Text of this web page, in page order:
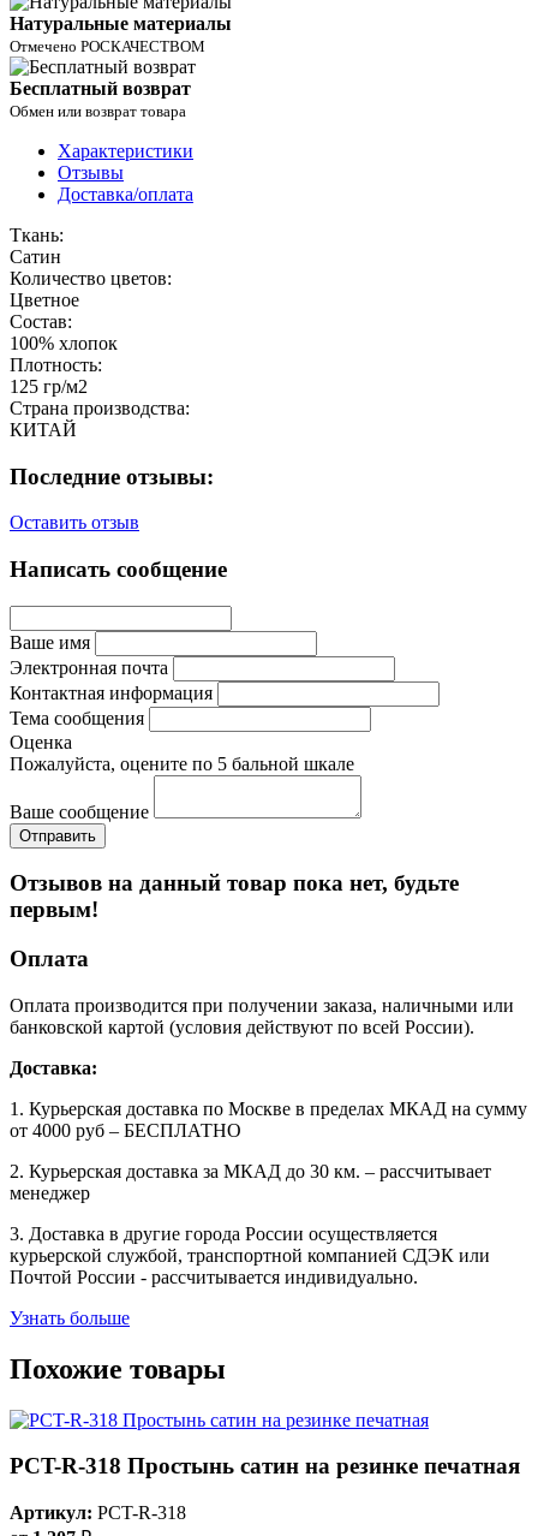
Натуральные материалы
Отмечено РОСКАЧЕСТВОМ
Бесплатный возврат
Обмен или возврат товара
Характеристики
Отзывы
Доставка/оплата
Ткань:
Сатин
Количество цветов:
Цветное
Состав:
100% хлопок
Плотность:
125 гр/м2
Страна производства:
КИТАЙ
Последние отзывы:
Оставить отзыв
Написать сообщение
Ваше имя
Электронная почта
Контактная информация
Тема сообщения
Оценка
Пожалуйста, оцените по 5 бальной шкале
Ваше сообщение
Отзывов на данный товар пока нет, будьте
первым!
Оплата
Оплата производится при получении заказа, наличными или
банковской картой (условия действуют по всей России).
Доставка:
1. Курьерская доставка по Москве в пределах МКАД на сумму
от 4000 руб – БЕСПЛАТНО
2. Курьерская доставка за МКАД до 30 км. – рассчитывает
менеджер
3. Доставка в другие города России осуществляется
курьерской службой, транспортной компанией СДЭК или
Почтой России - рассчитывается индивидуально.
Узнать больше
Похожие товары
PCT-R-318 Простынь сатин на резинке печатная
Артикул: PCT-R-318